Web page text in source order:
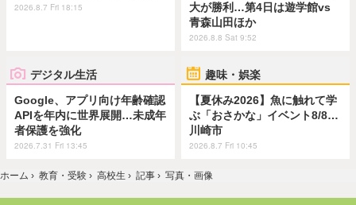
2026.8.7 Fri 18:15
大が勝利…第4日は遊学館vs
青森山田ほか
2026.8.8 Sat 9:52
デジタル生活
Google、アプリ向け年齢確認
APIを年内に世界展開…未成年
者保護を強化
2026.7.31 Fri 13:45
趣味・娯楽
【夏休み2026】魚に触れて学
ぶ「おさかな」イベント8/8…
川崎市
2026.8.7 Fri 10:45
ホーム › 教育・受験 › 高校生 › 記事 › 写真・画像